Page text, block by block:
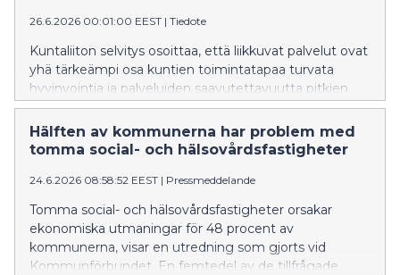
26.6.2026 00:01:00 EEST | Tiedote
Kuntaliiton selvitys osoittaa, että liikkuvat palvelut ovat
yhä tärkeämpi osa kuntien toimintatapaa turvata
hyvinvointia ja palveluiden saavutettavuutta pitkien
välimatkojen Suomessa. Kirjastoautot, senioripakut,
yhteisöbussit, liikkuvat nuorisotilat ja monet muut
kekseliäät keinot tuovat palveluja yhä useammin
kunnassa liikkuvien palveluiden tavoitteena ei ole vain
palvelun tarjoaminen, vaan myös yksinäisyyden
vähentäminen, yhteisöllisyyden vahvistaminen ja
uusien kohtaamisten mahdollistaminen, Kuntaliiton
hyvinvointiasioiden johtaja Maria Salenius kertoo.
Hälften av kommunerna har problem med
tomma social- och hälsovårdsfastigheter
24.6.2026 08:58:52 EEST | Pressmeddelande
Tomma social- och hälsovårdsfastigheter orsakar
ekonomiska utmaningar för 48 procent av
kommunerna, visar en utredning som gjorts vid
Kommunförbundet. En femtedel av de tillfrågade